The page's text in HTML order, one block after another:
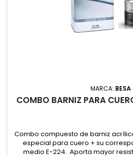
MARCA: BESA
COMBO BARNIZ PARA
Combo compuesto de barniz
especial para cuero + su
medio E-224. Aporta mayor